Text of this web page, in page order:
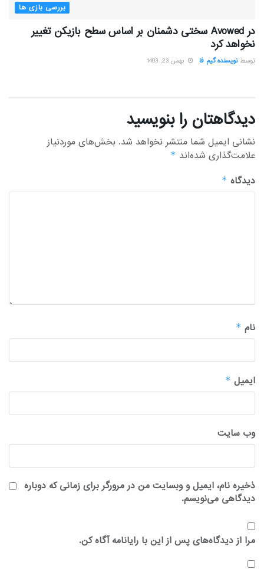
بررسی بازی ها
در Avowed سختی دشمنان بر اساس سطح بازیکن تغییر
نخواهد کرد
توسط نویسنده گیم فا بهمن 23, 1403
دیدگاهتان را بنویسید
نشانی ایمیل شما منتشر نخواهد شد. بخش‌های موردنیاز
علامت‌گذاری شده‌اند *
دیدگاه *
نام *
ایمیل *
وب‌ سایت
ذخیره نام، ایمیل و وبسایت من در مرورگر برای زمانی که دوباره
دیدگاهی می‌نویسم.
مرا از دیدگاه‌های پس از این با رایانامه آگاه کن.